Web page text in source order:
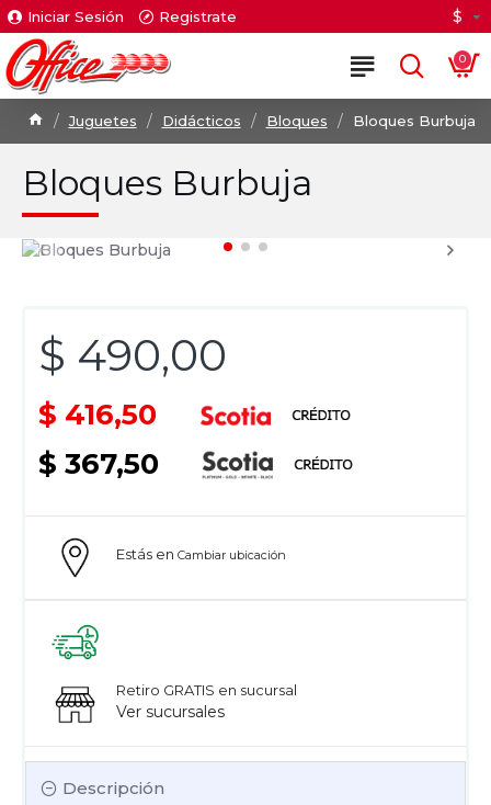
Iniciar Sesión Registrate $
0
Juguetes Didácticos Bloques Bloques Burbuja
Bloques Burbuja
$ 490,00
$ 416,50
$ 367,50
Descripción
Estás en Cambiar ubicación
Retiro GRATIS en sucursal
Ver sucursales